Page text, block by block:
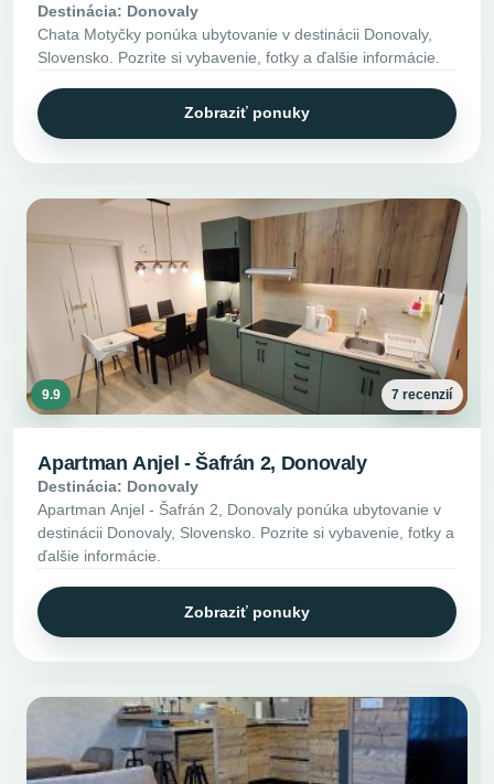
Destinácia: Donovaly
Chata Motyčky ponúka ubytovanie v destinácii Donovaly,
Slovensko. Pozrite si vybavenie, fotky a ďalšie informácie.
Zobraziť ponuky
9.9 7 recenzií
Apartman Anjel - Šafrán 2, Donovaly
Destinácia: Donovaly
Apartman Anjel - Šafrán 2, Donovaly ponúka ubytovanie v
destinácii Donovaly, Slovensko. Pozrite si vybavenie, fotky a
ďalšie informácie.
Zobraziť ponuky